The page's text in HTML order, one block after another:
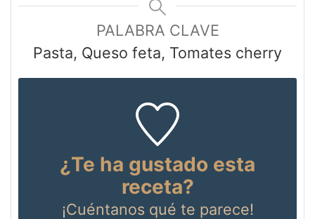
PALABRA CLAVE
Pasta, Queso feta, Tomates cherry
¿Te ha gustado esta
receta?
¡Cuéntanosqué te parece!